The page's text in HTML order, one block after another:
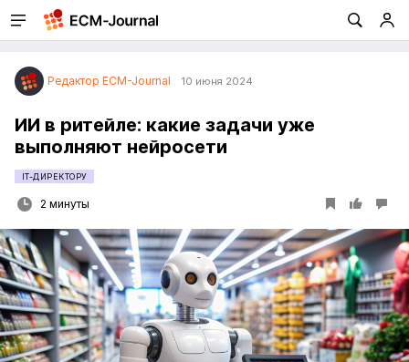
Редактор ECM-Journal 10 июня 2024
ИИ в ритейле: какие задачи уже
выполняют нейросети
IT-ДИРЕКТОРУ
2 минуты